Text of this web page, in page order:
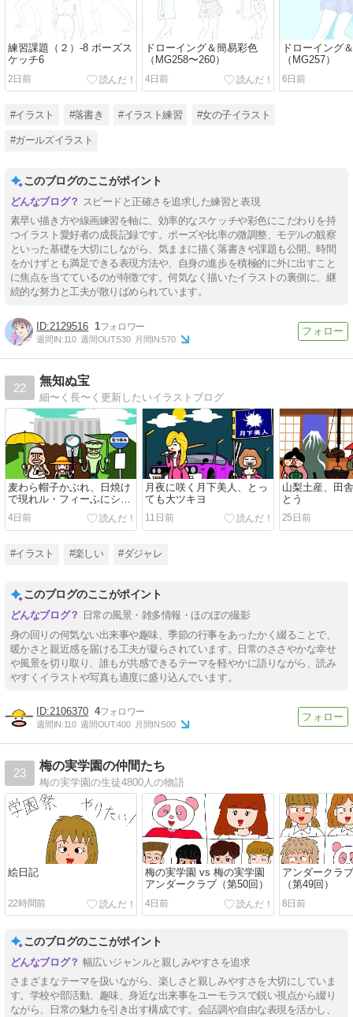
練習課題（２）-8 ポーズス
ケッチ6
2日前
ドローイング＆簡易彩色
（MG258〜260）
4日前
ドローイング
（MG257）
6日前
#イラスト #落書き #イラスト練習 #女の子イラスト
#ガールズイラスト
このブログのここがポイント
スピードと正確さを追求した練習と表現
素早い描き方や線画練習を軸に、効率的なスケッチや彩色にこだわりを持
つイラスト愛好者の成長記録です。ポーズや比率の微調整、モデルの観察
といった基礎を大切にしながら、気ままに描く落書きや課題も公開。時間
をかけずとも満足できる表現方法や、自身の進歩を積極的に外に出すこと
に焦点を当てているのが特徴です。何気なく描いたイラストの裏側に、継
続的な努力と工夫が散りばめられています。
2129516 1
週間IN:110 週間OUT:530 月間IN:570
22
無知ぬ宝
細〜く長〜く更新したいイラストブログ
麦わら帽子かぶれ、日焼け
で現れル・フィーふにシミ
4日前
月夜に咲く月下美人、とっ
ても大ツキヨ
11日前
山梨土産、田
とう
25日前
#イラスト #楽しい #ダジャレ
このブログのここがポイント
日常の風景・雑多情報・ほのぼの撮影
身の回りの何気ない出来事や趣味、季節の行事をあったかく綴ることで、
暖かさと親近感を届ける工夫が凝らされています。日常のささやかな幸せ
や風景を切り取り、誰もが共感できるテーマを軽やかに語りながら、読み
やすくイラストや写真も適度に盛り込んでいます。
2106370 4
週間IN:110 週間OUT:400 月間IN:500
23
梅の実学園の仲間たち
梅の実学園の生徒4800人の物語
絵日記
22時間前
梅の実学園 vs 梅の実学園
アンダークラブ（第50回）
4日前
アンダークラ
（第49回）
8日前
このブログのここがポイント
幅広いジャンルと親しみやすさを追求
さまざまなテーマを扱いながら、楽しさと親しみやすさを大切にしていま
す。学校や部活動、趣味、身近な出来事をユーモラスで鋭い視点から綴り
ながら、日常の魅力を引き出す構成です。会話調や自由な表現を活かし、